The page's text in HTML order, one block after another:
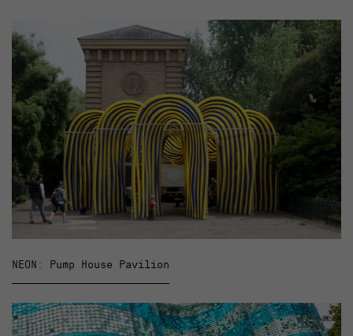
NEON: Pump House Pavilion